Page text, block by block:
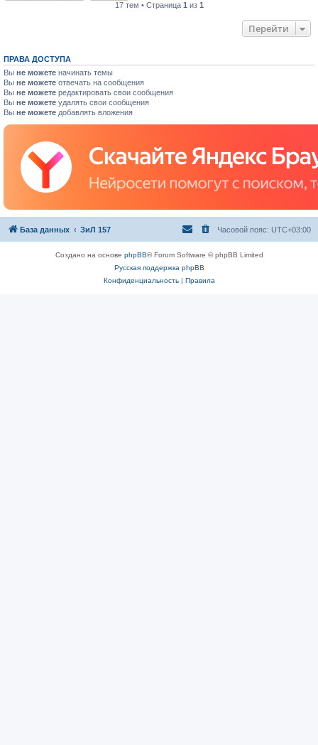
17 тем • Страница 1 из 1
Перейти
ПРАВА ДОСТУПА
Вы не можете начинать темы
Вы не можете отвечать на сообщения
Вы не можете редактировать свои сообщения
Вы не можете удалять свои сообщения
Вы не можете добавлять вложения
База данных ЗиЛ 157 Часовой пояс: UTC+03:00
Создано на основе phpBB® Forum Software © phpBB Limited
Русская поддержка phpBB
Конфиденциальность| Правила